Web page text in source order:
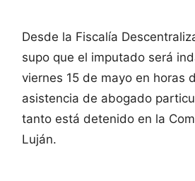
Desde la Fiscalía
supo que el imputado será
viernes 15 de mayo en horas
asistencia de abogado
tanto está detenido en la
Luján.